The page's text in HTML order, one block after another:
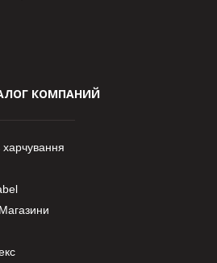
КОМПАНИЙ
харчування